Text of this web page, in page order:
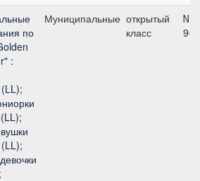
по
:
Муниципальные открытый
класс
90